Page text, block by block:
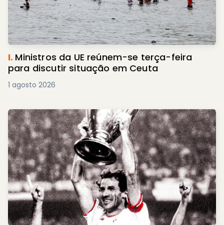
I. Ministros da UE reúnem-se terça-feira
para discutir situação em Ceuta
1 agosto 2026